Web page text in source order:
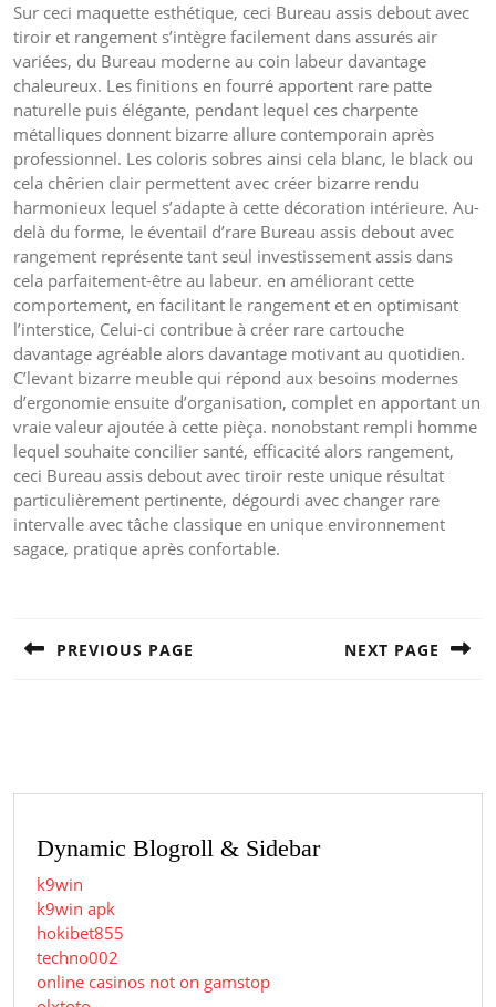
Sur ceci maquette esthétique, ceci Bureau assis debout avec
tiroir et rangement s’intègre facilement dans assurés air
variées, du Bureau moderne au coin labeur davantage
chaleureux. Les finitions en fourré apportent rare patte
naturelle puis élégante, pendant lequel ces charpente
métalliques donnent bizarre allure contemporain après
professionnel. Les coloris sobres ainsi cela blanc, le black ou
cela chêrien clair permettent avec créer bizarre rendu
harmonieux lequel s’adapte à cette décoration intérieure. Au-
delà du forme, le éventail d’rare Bureau assis debout avec
rangement représente tant seul investissement assis dans
cela parfaitement-être au labeur. en améliorant cette
comportement, en facilitant le rangement et en optimisant
l’interstice, Celui-ci contribue à créer rare cartouche
davantage agréable alors davantage motivant au quotidien.
C’levant bizarre meuble qui répond aux besoins modernes
d’ergonomie ensuite d’organisation, complet en apportant un
vraie valeur ajoutée à cette pièça. nonobstant rempli homme
lequel souhaite concilier santé, efficacité alors rangement,
ceci Bureau assis debout avec tiroir reste unique résultat
particulièrement pertinente, dégourdi avec changer rare
intervalle avec tâche classique en unique environnement
sagace, pratique après confortable.
PREVIOUS PAGE NEXT PAGE
Dynamic Blogroll & Sidebar
k9win
k9win apk
hokibet855
techno002
online casinos not on gamstop